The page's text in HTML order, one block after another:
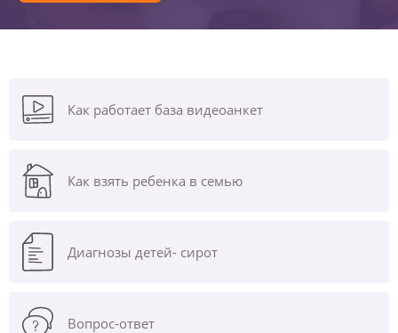
Как работает база видеоанкет
Как взять ребенка в семью
Диагнозы детей- сирот
Вопрос-ответ